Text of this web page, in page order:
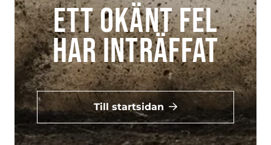
Ett okänt fel
har inträffat
Till startsidan